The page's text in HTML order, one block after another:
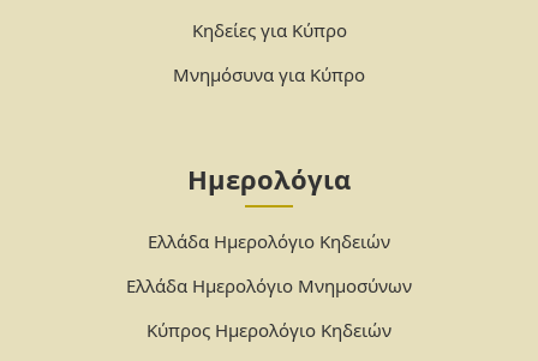
Κηδείες για Κύπρο
Μνημόσυνα για Κύπρο
Ημερολόγια
Ελλάδα Ημερολόγιο Κηδειών
Ελλάδα Ημερολόγιο Μνημοσύνων
Κύπρος Ημερολόγιο Κηδειών